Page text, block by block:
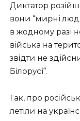
Диктатор
вони “мирні
в жодному разі
війська на
звідти не
Білорусі”.
Так, про
летіли на